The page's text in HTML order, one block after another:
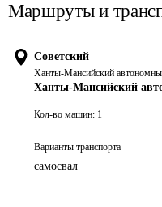
Маршруты и
Советский
Ханты-Мансийский
Ханты-Мансийский
Кол-во машин: 1
Варианты транспорта
самосвал